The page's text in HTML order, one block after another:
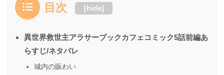
目次 [hide]
異世界救世主アラサーブックカフェコミック5話前編あ
らすじ/ネタバレ
城内の賑わい